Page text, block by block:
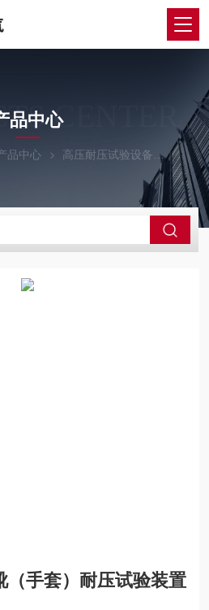
CENTER
品中心
品中心 高压耐压试验设备 全自
（手套）耐压试验装置